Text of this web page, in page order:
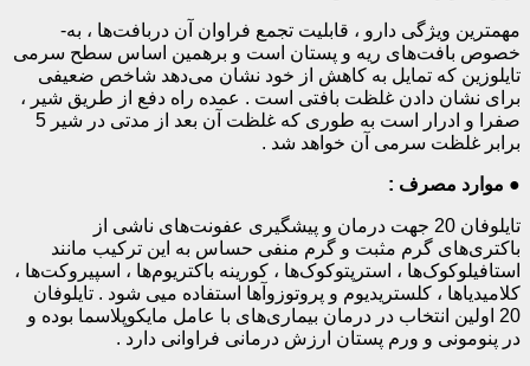
مهمترین ویژگی دارو ، قابلیت تجمع فراوان آن دربافت‌ها ، به­
خصوص بافت‌های ریه و پستان است و برهمین اساس سطح سرمی
تایلوزین که تمایل به کاهش از خود نشان می‌دهد شاخص ضعیفی
برای نشان دادن غلظت بافتی است . عمده راه دفع از طریق شیر ،
صفرا و ادرار است به­ طوری­ که غلظت آن بعد از مدتی در شیر 5
برابر غلظت سرمی آن خواهد شد .
● موارد مصرف :
تایلوفان 20 جهت درمان و پیشگیری عفونت‌های ناشی از
باکتری‌های گرم مثبت و گرم منفی حساس به این ترکیب مانند
استافیلوکوک‌ها ، استرپتوکوک‌ها ، کورینه باکتریوم‌ها ، اسپیروکت‌ها ،
کلامیدیاها ، کلستریدیوم و پروتوزوآها استفاده میی شود . تایلوفان
20 اولین انتخاب در درمان بیماری‌های با عامل مایکوپلاسما بوده و
در پنومونی و ورم پستان ارزش درمانی فراوانی دارد .